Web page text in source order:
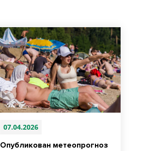
07.04.2026
Опубликован метеопрогноз